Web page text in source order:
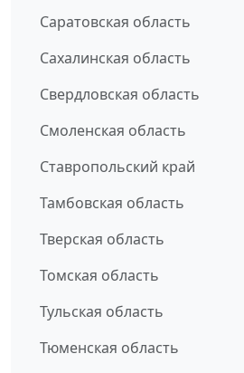
Саратовская область
Сахалинская область
Свердловская область
Смоленская область
Ставропольский край
Тамбовская область
Тверская область
Томская область
Тульская область
Тюменская область